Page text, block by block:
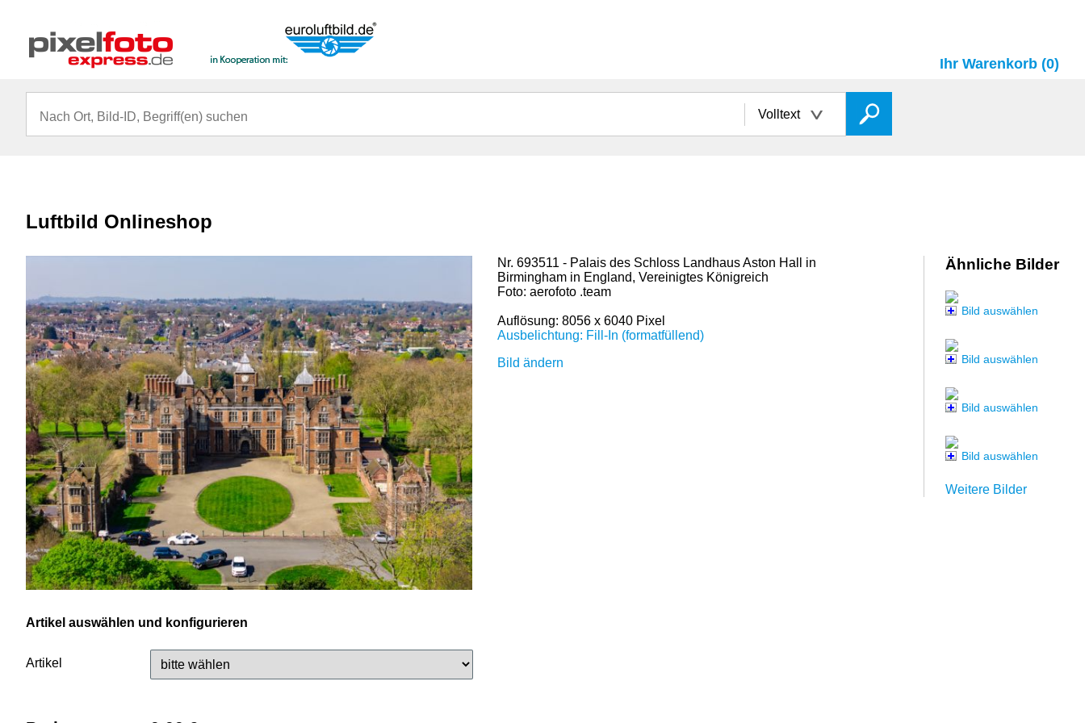
Ihr Warenkorb (0)
Volltext
Luftbild Onlineshop
Nr. 693511 - Palais des Schloss Landhaus Aston Hall in
Birmingham in England, Vereinigtes Königreich
Foto: aerofoto .team
Auflösung: 8056 x 6040 Pixel
Ausbelichtung: Fill-In (formatfüllend)
Bild ändern
Artikel auswählen und konfigurieren
Artikel
Ähnliche Bilder
Bild auswählen
Bild auswählen
Bild auswählen
Bild auswählen
Weitere Bilder